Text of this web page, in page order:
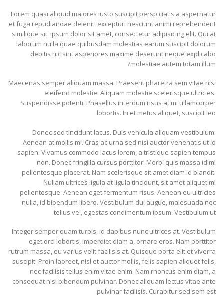
Lorem quasi aliquid maiores iusto suscipit perspiciatis a aspernatur
et fuga repudiandae deleniti excepturi nesciunt animi reprehenderit
similique sit. ipsum dolor sit amet, consectetur adipisicing elit. Qui at
laborum nulla quae quibusdam molestias earum suscipit dolorum
debitis hic sint asperiores maxime deserunt neque explicabo
molestiae autem totam illum?
Maecenas semper aliquam massa. Praesent pharetra sem vitae nisi
eleifend molestie. Aliquam molestie scelerisque ultricies.
Suspendisse potenti. Phasellus interdum risus at mi ullamcorper
lobortis. In et metus aliquet, suscipit leo.
Donec sed tincidunt lacus. Duis vehicula aliquam vestibulum.
Aenean at mollis mi. Cras ac urna sed nisi auctor venenatis ut id
sapien. Vivamus commodo lacus lorem, a tristique sapien tempus
non. Donec fringilla cursus porttitor. Morbi quis massa id mi
pellentesque placerat. Nam scelerisque sit amet diam id blandit.
Nullam ultrices ligula at ligula tincidunt, sit amet aliquet mi
pellentesque. Aenean eget fermentum risus. Aenean eu ultricies
nulla, id bibendum libero. Vestibulum dui augue, malesuada nec
tellus vel, egestas condimentum ipsum. Vestibulum ut.
Integer semper quam turpis, id dapibus nunc ultrices at. Vestibulum
eget orci lobortis, imperdiet diam a, ornare eros. Nam porttitor
rutrum massa, eu varius velit facilisis at. Quisque porta elit et viverra
suscipit. Proin laoreet, nisl et auctor mollis, felis sapien aliquet felis,
nec facilisis tellus enim vitae enim. Nam rhoncus enim diam, a
consequat nisi bibendum pulvinar. Donec aliquam lectus vitae ante
pulvinar facilisis. Curabitur sed sem est.